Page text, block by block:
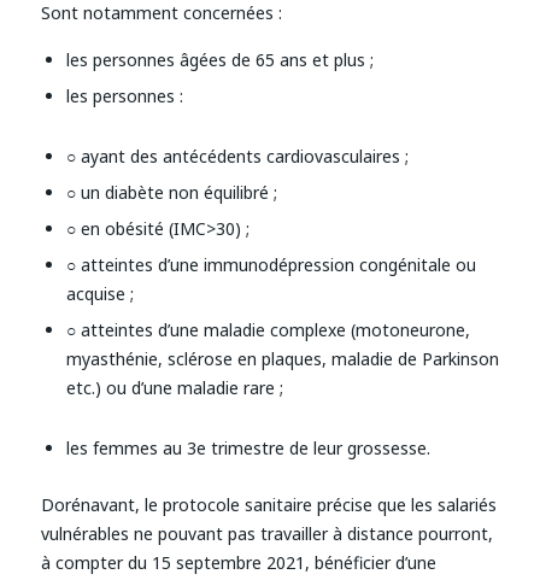
Sont notamment concernées :
les personnes âgées de 65 ans et plus ;
les personnes :
○ ayant des antécédents cardiovasculaires ;
○ un diabète non équilibré ;
○ en obésité (IMC>30) ;
○ atteintes d’une immunodépression congénitale ou
acquise ;
○ atteintes d’une maladie complexe (motoneurone,
myasthénie, sclérose en plaques, maladie de Parkinson
etc.) ou d’une maladie rare ;
les femmes au 3e trimestre de leur grossesse.
Dorénavant, le protocole sanitaire précise que les salariés
vulnérables ne pouvant pas travailler à distance pourront,
à compter du 15 septembre 2021, bénéficier d’une